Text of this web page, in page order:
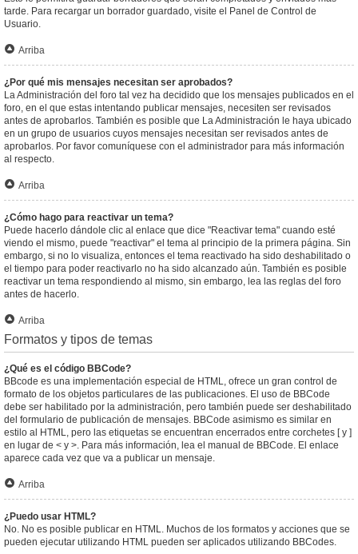
tarde. Para recargar un borrador guardado, visite el Panel de Control de
Usuario.
Arriba
¿Por qué mis mensajes necesitan ser aprobados?
La Administración del foro tal vez ha decidido que los mensajes publicados en el
foro, en el que estas intentando publicar mensajes, necesiten ser revisados
antes de aprobarlos. También es posible que La Administración le haya ubicado
en un grupo de usuarios cuyos mensajes necesitan ser revisados antes de
aprobarlos. Por favor comuníquese con el administrador para más información
al respecto.
Arriba
¿Cómo hago para reactivar un tema?
Puede hacerlo dándole clic al enlace que dice "Reactivar tema" cuando esté
viendo el mismo, puede "reactivar" el tema al principio de la primera página. Sin
embargo, si no lo visualiza, entonces el tema reactivado ha sido deshabilitado o
el tiempo para poder reactivarlo no ha sido alcanzado aún. También es posible
reactivar un tema respondiendo al mismo, sin embargo, lea las reglas del foro
antes de hacerlo.
Arriba
Formatos y tipos de temas
¿Qué es el código BBCode?
BBcode es una implementación especial de HTML, ofrece un gran control de
formato de los objetos particulares de las publicaciones. El uso de BBCode
debe ser habilitado por la administración, pero también puede ser deshabilitado
del formulario de publicación de mensajes. BBCode asimismo es similar en
estilo al HTML, pero las etiquetas se encuentran encerrados entre corchetes [ y ]
en lugar de < y >. Para más información, lea el manual de BBCode. El enlace
aparece cada vez que va a publicar un mensaje.
Arriba
¿Puedo usar HTML?
No. No es posible publicar en HTML. Muchos de los formatos y acciones que se
pueden ejecutar utilizando HTML pueden ser aplicados utilizando BBCodes.